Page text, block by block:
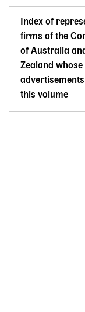
Index of
firms of the
of Australia
Zealand whose
this volume